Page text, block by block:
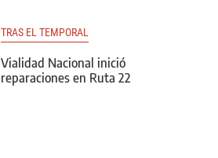
TRAS EL TEMPORAL
Vialidad Nacional inició
reparaciones en Ruta 22